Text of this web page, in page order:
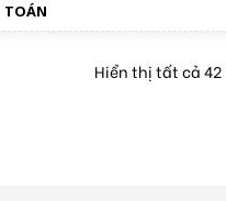
Hiển thị tất cả 42